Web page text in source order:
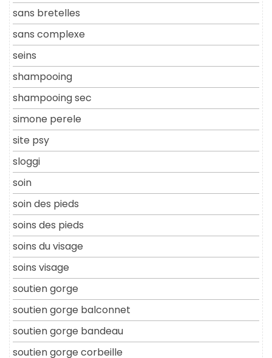
sans bretelles
sans complexe
seins
shampooing
shampooing sec
simone perele
site psy
sloggi
soin
soin des pieds
soins des pieds
soins du visage
soins visage
soutien gorge
soutien gorge balconnet
soutien gorge bandeau
soutien gorge corbeille